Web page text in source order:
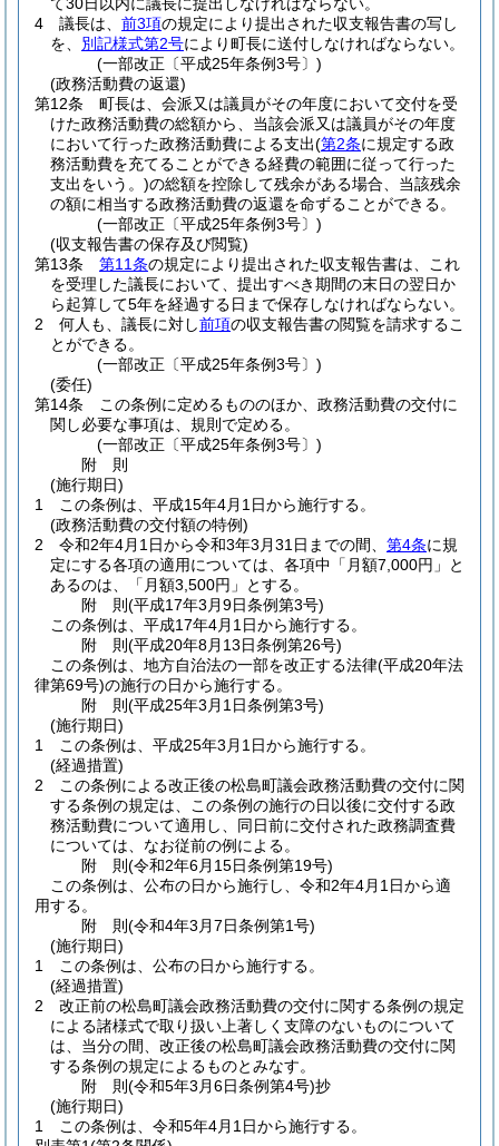
4
議長は、 前3項の規定により提出された収支報告書の写し
を、 別記様式第2号により町長に送付しなければならない。
(一部改正〔平成25年条例3号〕)
(政務活動費の返還)
第12条
町長は、会派又は議員がその年度において交付を受
けた政務活動費の総額から、当該会派又は議員がその年度
において行った政務活動費による支出(第2条に規定する政
務活動費を充てることができる経費の範囲に従って行った
支出をいう。)の総額を控除して残余がある場合、当該残余
の額に相当する政務活動費の返還を命ずることができる。
(一部改正〔平成25年条例3号〕)
(収支報告書の保存及び閲覧)
第13条
第11条の規定により提出された収支報告書は、これ
を受理した議長において、提出すべき期間の末日の翌日か
ら起算して5年を経過する日まで保存しなければならない。
2
何人も、議長に対し前項の収支報告書の閲覧を請求するこ
とができる。
(一部改正〔平成25年条例3号〕)
(委任)
第14条
この条例に定めるもののほか、政務活動費の交付に
関し必要な事項は、規則で定める。
(一部改正〔平成25年条例3号〕)
附 則
(施行期日)
1
この条例は、平成15年4月1日から施行する。
(政務活動費の交付額の特例)
2
令和2年4月1日から令和3年3月31日までの間、 第4条に規
定にする各項の適用については、各項中「月額7,000円」と
あるのは、「月額3,500円」とする。
附 則(平成17年3月9日条例第3号)
この条例は、平成17年4月1日から施行する。
附 則(平成20年8月13日条例第26号)
この条例は、地方自治法の一部を改正する法律(平成20年法
律第69号)の施行の日から施行する。
附 則(平成25年3月1日条例第3号)
(施行期日)
1
この条例は、平成25年3月1日から施行する。
(経過措置)
2
この条例による改正後の松島町議会政務活動費の交付に関
する条例の規定は、この条例の施行の日以後に交付する政
務活動費について適用し、同日前に交付された政務調査費
については、なお従前の例による。
附 則(令和2年6月15日条例第19号)
この条例は、公布の日から施行し、令和2年4月1日から適
用する。
附 則(令和4年3月7日条例第1号)
(施行期日)
1
この条例は、公布の日から施行する。
(経過措置)
2
改正前の松島町議会政務活動費の交付に関する条例の規定
による諸様式で取り扱い上著しく支障のないものについて
は、当分の間、改正後の松島町議会政務活動費の交付に関
する条例の規定によるものとみなす。
附 則(令和5年3月6日条例第4号)抄
(施行期日)
1
この条例は、令和5年4月1日から施行する。